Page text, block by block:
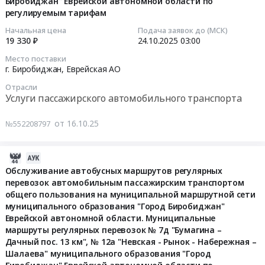
регулируемым тарифам
Начальная цена
19 330 ₽
Подача заявок до (МСК)
24.10.2025 03:00
Место поставки
г. Биробиджан, Еврейская АО
Отрасли
Услуги пассажирского автомобильного транспорта
№552208797 от 16.10.25
Обслуживание автобусных маршрутов регулярных
перевозок автомобильным пассажирским транспортом
общего пользования на муниципальной маршрутной сети
муниципального образования "Город Биробиджан"
Еврейской автономной области. Муниципальные
маршруты регулярных перевозок № 7д "Бумагина –
Дачный пос. 13 км", № 12а "Невская - Рынок - Набережная –
Шалаева" муниципального образования "Город